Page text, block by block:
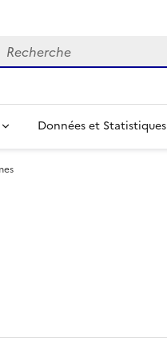
Données et Statistiques